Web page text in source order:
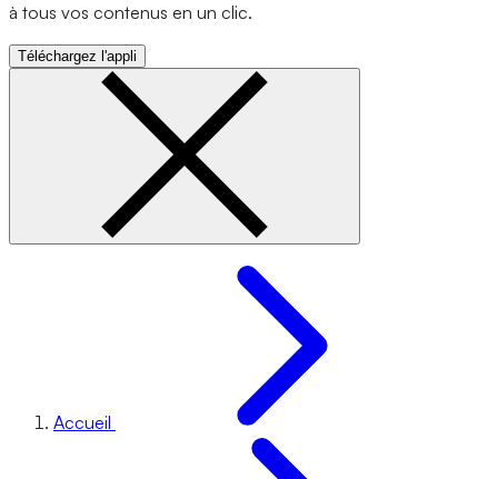
à tous vos contenus en un clic.
Téléchargez l'appli
Accueil